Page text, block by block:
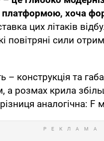
хоча
цих літаків
повітряні сили
– конструкція та
а розмах крила
аналогічна: